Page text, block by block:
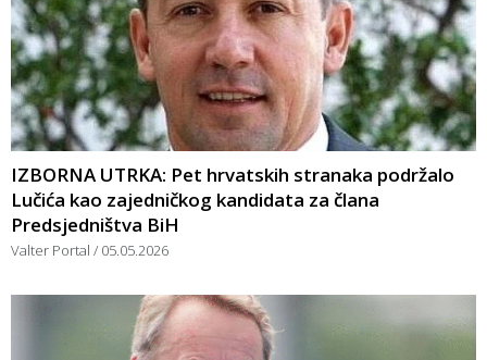
IZBORNA UTRKA: Pet hrvatskih stranaka podržalo
Lučića kao zajedničkog kandidata za člana
Predsjedništva BiH
Valter Portal 05.05.2026